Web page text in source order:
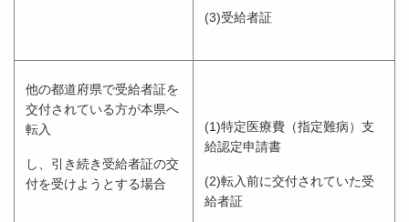
(3)受給者証
他の都道府県で受給者証を
交付されている方が本県へ
転入
し、引き続き受給者証の交
付を受けようとする場合
(1)特定医療費（指定難病）支
給認定申請書
(2)転入前に交付されていた受
給者証